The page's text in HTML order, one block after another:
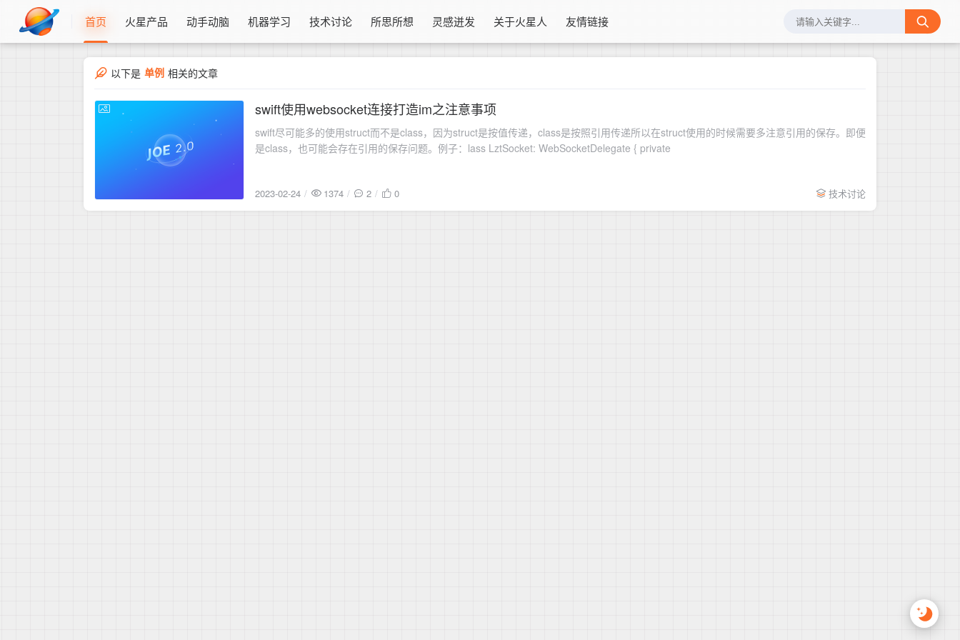
首页 火星产品 动手动脑 机器学习 技术讨论 所思所想 灵感迸发 关于火星人 友情链接
以下是 单例 相关的文章
2023-02-24
swift使用websocket连接打造im之注意事项
swift尽可能多的使用struct而不是class，因为struct是按值传递，class是按照引用传递所以在struct使用的时候需要多注意引用的保存。即便
是class，也可能会存在引用的保存问题。例子：lass LztSocket: WebSocketDelegate { private
2023-02-24 1374 2 0 技术讨论